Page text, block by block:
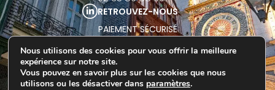
RETROUVEZ-NOUS
PAIEMENT SÉCURISÉ
EN LIGNE
PAIEMENT EN LIGNE
Nous utilisons des cookies pour vous offrir la meilleure
expérience sur notre site.
Vous pouvez en savoir plus sur les cookies que nous
utilisons ou les désactiver dans paramètres.